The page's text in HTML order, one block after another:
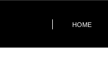
HOME